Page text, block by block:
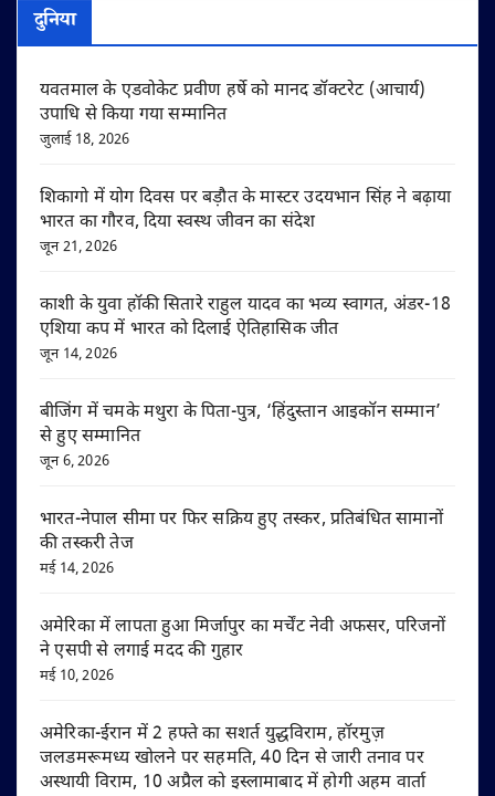
दुनिया
यवतमाल के एडवोकेट प्रवीण हर्षे को मानद डॉक्टरेट (आचार्य)
उपाधि से किया गया सम्मानित
जुलाई 18, 2026
शिकागो में योग दिवस पर बड़ौत के मास्टर उदयभान सिंह ने बढ़ाया
भारत का गौरव, दिया स्वस्थ जीवन का संदेश
जून 21, 2026
काशी के युवा हॉकी सितारे राहुल यादव का भव्य स्वागत, अंडर-18
एशिया कप में भारत को दिलाई ऐतिहासिक जीत
जून 14, 2026
बीजिंग में चमके मथुरा के पिता-पुत्र, ‘हिंदुस्तान आइकॉन सम्मान’
से हुए सम्मानित
जून 6, 2026
भारत-नेपाल सीमा पर फिर सक्रिय हुए तस्कर, प्रतिबंधित सामानों
की तस्करी तेज
मई 14, 2026
अमेरिका में लापता हुआ मिर्जापुर का मर्चेंट नेवी अफसर, परिजनों
ने एसपी से लगाई मदद की गुहार
मई 10, 2026
अमेरिका-ईरान में 2 हफ्ते का सशर्त युद्धविराम, हॉरमुज़
जलडमरूमध्य खोलने पर सहमति, 40 दिन से जारी तनाव पर
अस्थायी विराम, 10 अप्रैल को इस्लामाबाद में होगी अहम वार्ता